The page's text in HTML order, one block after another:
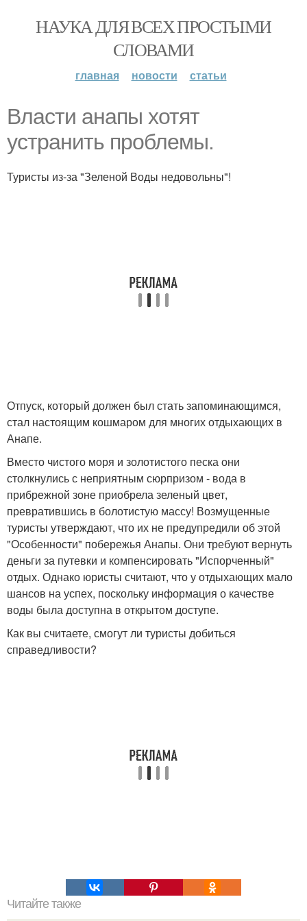
НАУКА ДЛЯ ВСЕХ ПРОСТЫМИ
СЛОВАМИ
главная новости статьи
Власти анапы хотят
устранить проблемы.
Туристы из-за "Зеленой Воды недовольны"!
Отпуск, который должен был стать запоминающимся,
стал настоящим кошмаром для многих отдыхающих в
Анапе.
Вместо чистого моря и золотистого песка они
столкнулись с неприятным сюрпризом - вода в
прибрежной зоне приобрела зеленый цвет,
превратившись в болотистую массу! Возмущенные
туристы утверждают, что их не предупредили об этой
"Особенности" побережья Анапы. Они требуют вернуть
деньги за путевки и компенсировать "Испорченный"
отдых. Однако юристы считают, что у отдыхающих мало
шансов на успех, поскольку информация о качестве
воды была доступна в открытом доступе.
Как вы считаете, смогут ли туристы добиться
справедливости?
Читайте также